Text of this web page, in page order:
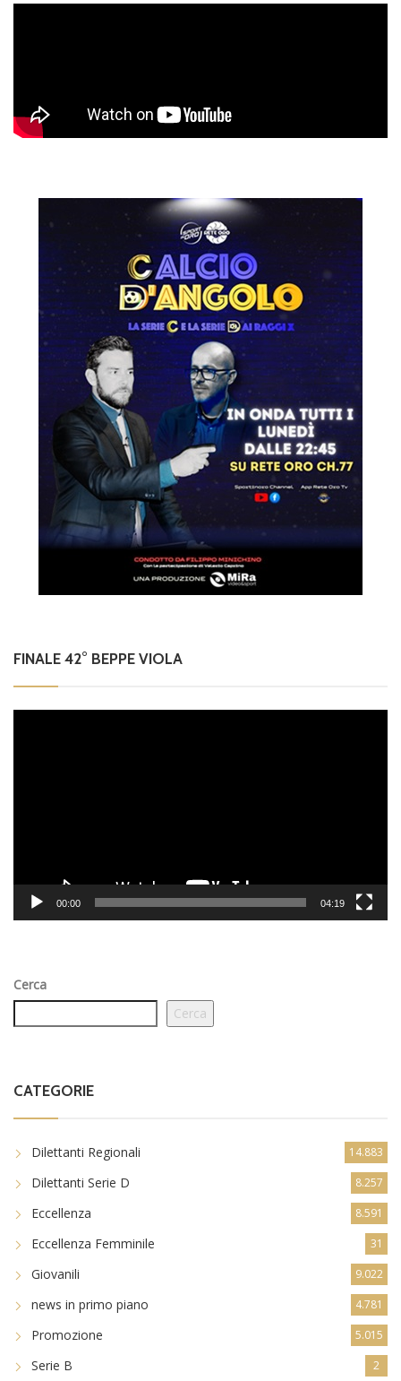
FINALE 42° BEPPE VIOLA
00:00 04:19
Cerca
Cerca
CATEGORIE
Dilettanti Regionali 14.883
Dilettanti Serie D 8.257
Eccellenza 8.591
Eccellenza Femminile 31
Giovanili 9.022
news in primo piano 4.781
Promozione 5.015
Serie B 2